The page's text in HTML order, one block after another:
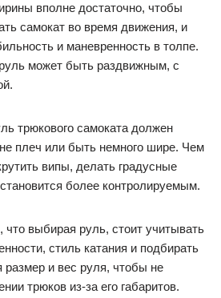
вполне достаточно, чтобы
самокат во время движения, и
и маневренность в толпе.
может быть раздвижным, с
трюкового самоката должен
плеч или быть немного шире. Чем
випы, делать градусные
более контролируемым.
что выбирая руль, стоит учитывать
стиль катания и подбирать
и вес руля, чтобы не
трюков из-за его габаритов.